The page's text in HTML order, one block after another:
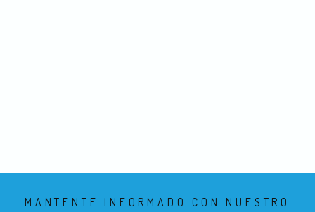
MANTENTE INFORMADO CON NUESTRO